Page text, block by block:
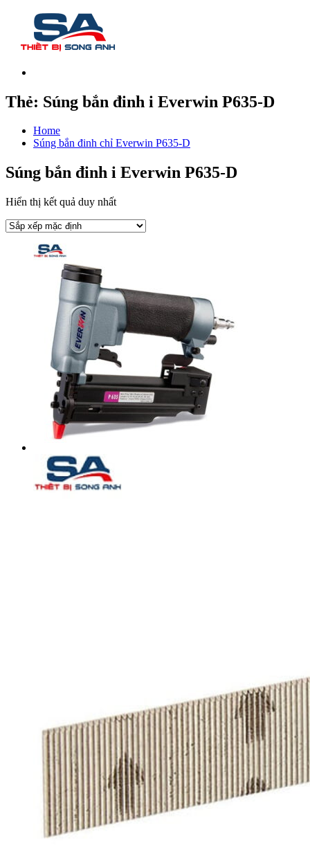
Thẻ: Súng bắn đinh i Everwin P635-D
Home
Súng bắn đinh chỉ Everwin P635-D
Súng bắn đinh i Everwin P635-D
Hiển thị kết quả duy nhất